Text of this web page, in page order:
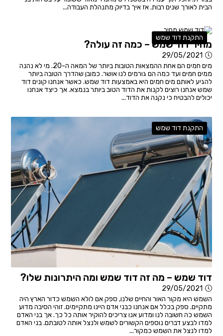
הבית לאורך שנים רבות. אז איך בדיוק מתנהלת העבודה...
התקנת דוד שמש
מחיר דוד שמש – כמה זה עולה?
29/05/2021
מים חמים הם אחת ההמצאות הטובות ביותר של המאה ה-20. מי לא נהנה
ממים חמים ועד כמה הם גורמים לנו אושר. כמובן שהדרך הטובה ביותר
להגיע לאותם מים חמים היא באמצעות דוד שמש. כאשר אנחנו קונים דוד
שמש אנחנו רוצים לקנות את הדוד הטוב ביותר בנמצא. אך כיצד אנחנו
יכולים להבטיח כי נקנה את הדוד...
התקנת דוד שמש
דוד שמש – מה זה דוד שמש ומה היתרונות שלו?
29/05/2021
השמש היא מקור האור והחיים שלנו, ספק אם לולא השמש כדור הארץ היה
מתקיים. ספק בכלל אם אנחנו כבני אדם היינו מתקיימים. זוהי הסיבה מדוע
השמש כה חשובה לנו ומדוע אנו צריכים להוקיר אותה כל כך. אך בני האדם
למדו לבצע דברים נוספים הקשורים לשמש ולנצל אותה לטובתם. בני האדם
למדו לנצל את השמש כמקור...